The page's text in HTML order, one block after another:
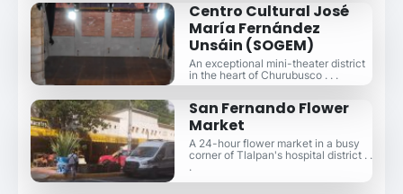
Centro Cultural José
María Fernández
Unsáin (SOGEM)
An exceptional mini-theater district
in the heart of Churubusco . . .
San Fernando Flower
Market
A 24-hour flower market in a busy
corner of Tlalpan's hospital district . .
.